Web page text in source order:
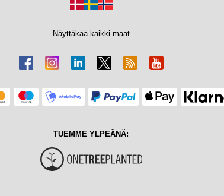
Näyttäkää kaikki maat
TUEMME YLPEÄNÄ: